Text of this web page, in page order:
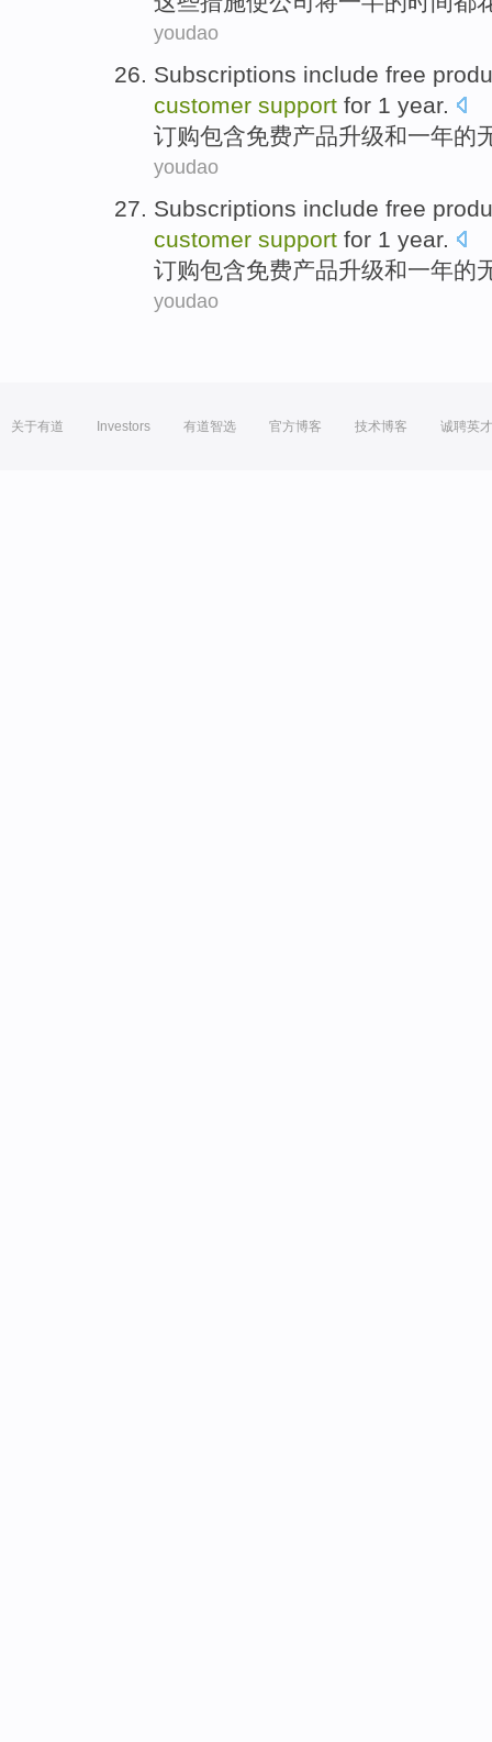
youdao
Subscriptions include free
customer support for 1 year.
订购包含免费产品升级和一年的
youdao
Subscriptions include free
customer support for 1 year.
订购包含免费产品升级和一年的
youdao
关于有道 Investors 有道智选 官方博客 技术博客 诚聘英才